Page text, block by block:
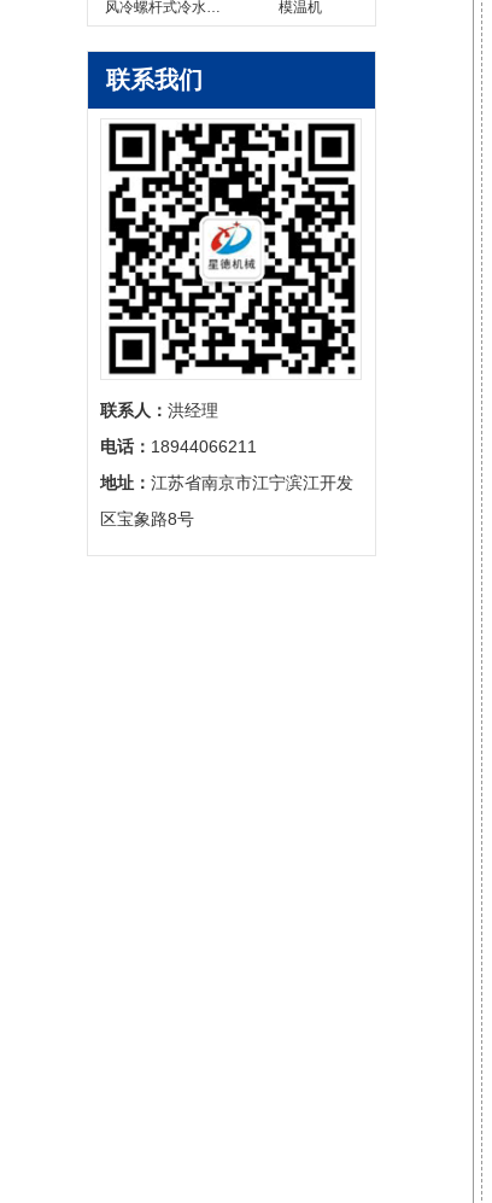
风冷螺杆式冷水… 模温机
联系我们
联系人： ‬洪经理
电话： ‬18944066211
地址： ‬江苏省南京市江宁滨江开发
区宝象路8号